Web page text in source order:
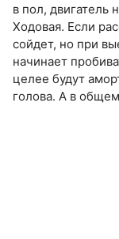
в пол, двигатель
Ходовая. Если
сойдет, но при
начинает
целее будут
голова. А в